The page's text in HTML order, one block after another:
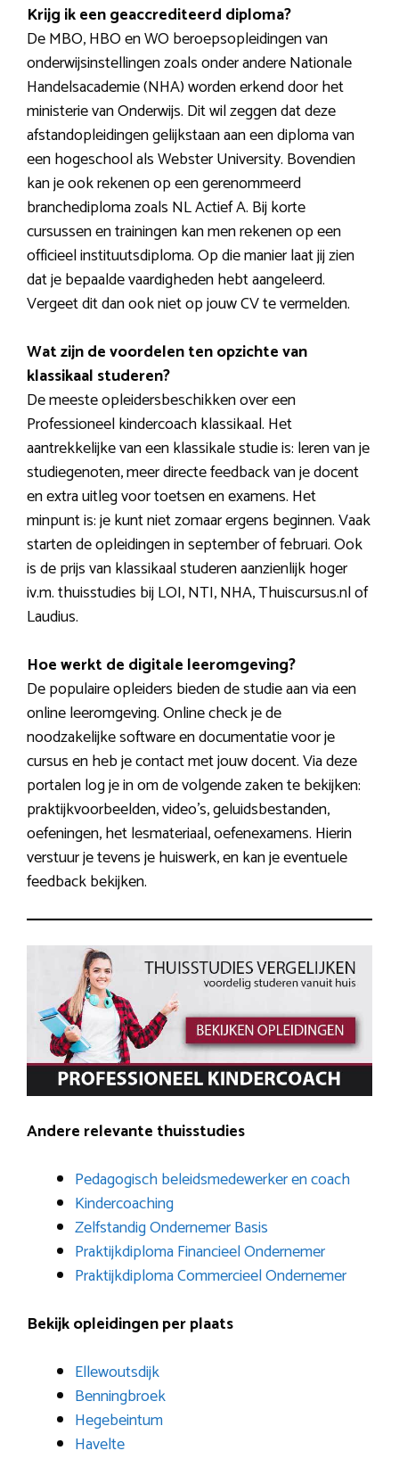
Krijg ik een geaccrediteerd diploma?
De MBO, HBO en WO beroepsopleidingen van
onderwijsinstellingen zoals onder andere Nationale
Handelsacademie (NHA) worden erkend door het
ministerie van Onderwijs. Dit wil zeggen dat deze
afstandopleidingen gelijkstaan aan een diploma van
een hogeschool als Webster University. Bovendien
kan je ook rekenen op een gerenommeerd
branchediploma zoals NL Actief A. Bij korte
cursussen en trainingen kan men rekenen op een
officieel instituutsdiploma. Op die manier laat jij zien
dat je bepaalde vaardigheden hebt aangeleerd.
Vergeet dit dan ook niet op jouw CV te vermelden.
Wat zijn de voordelen ten opzichte van
klassikaal studeren?
De meeste opleidersbeschikken over een
Professioneel kindercoach klassikaal. Het
aantrekkelijke van een klassikale studie is: leren van je
studiegenoten, meer directe feedback van je docent
en extra uitleg voor toetsen en examens. Het
minpunt is: je kunt niet zomaar ergens beginnen. Vaak
starten de opleidingen in september of februari. Ook
is de prijs van klassikaal studeren aanzienlijk hoger
iv.m. thuisstudies bij LOI, NTI, NHA, Thuiscursus.nl of
Laudius.
Hoe werkt de digitale leeromgeving?
De populaire opleiders bieden de studie aan via een
online leeromgeving. Online check je de
noodzakelijke software en documentatie voor je
cursus en heb je contact met jouw docent. Via deze
portalen log je in om de volgende zaken te bekijken:
praktijkvoorbeelden, video’s, geluidsbestanden,
oefeningen, het lesmateriaal, oefenexamens. Hierin
verstuur je tevens je huiswerk, en kan je eventuele
feedback bekijken.
Andere relevante thuisstudies
Pedagogisch beleidsmedewerker en coach
Kindercoaching
Zelfstandig Ondernemer Basis
Praktijkdiploma Financieel Ondernemer
Praktijkdiploma Commercieel Ondernemer
Bekijk opleidingen per plaats
Ellewoutsdijk
Benningbroek
Hegebeintum
Havelte